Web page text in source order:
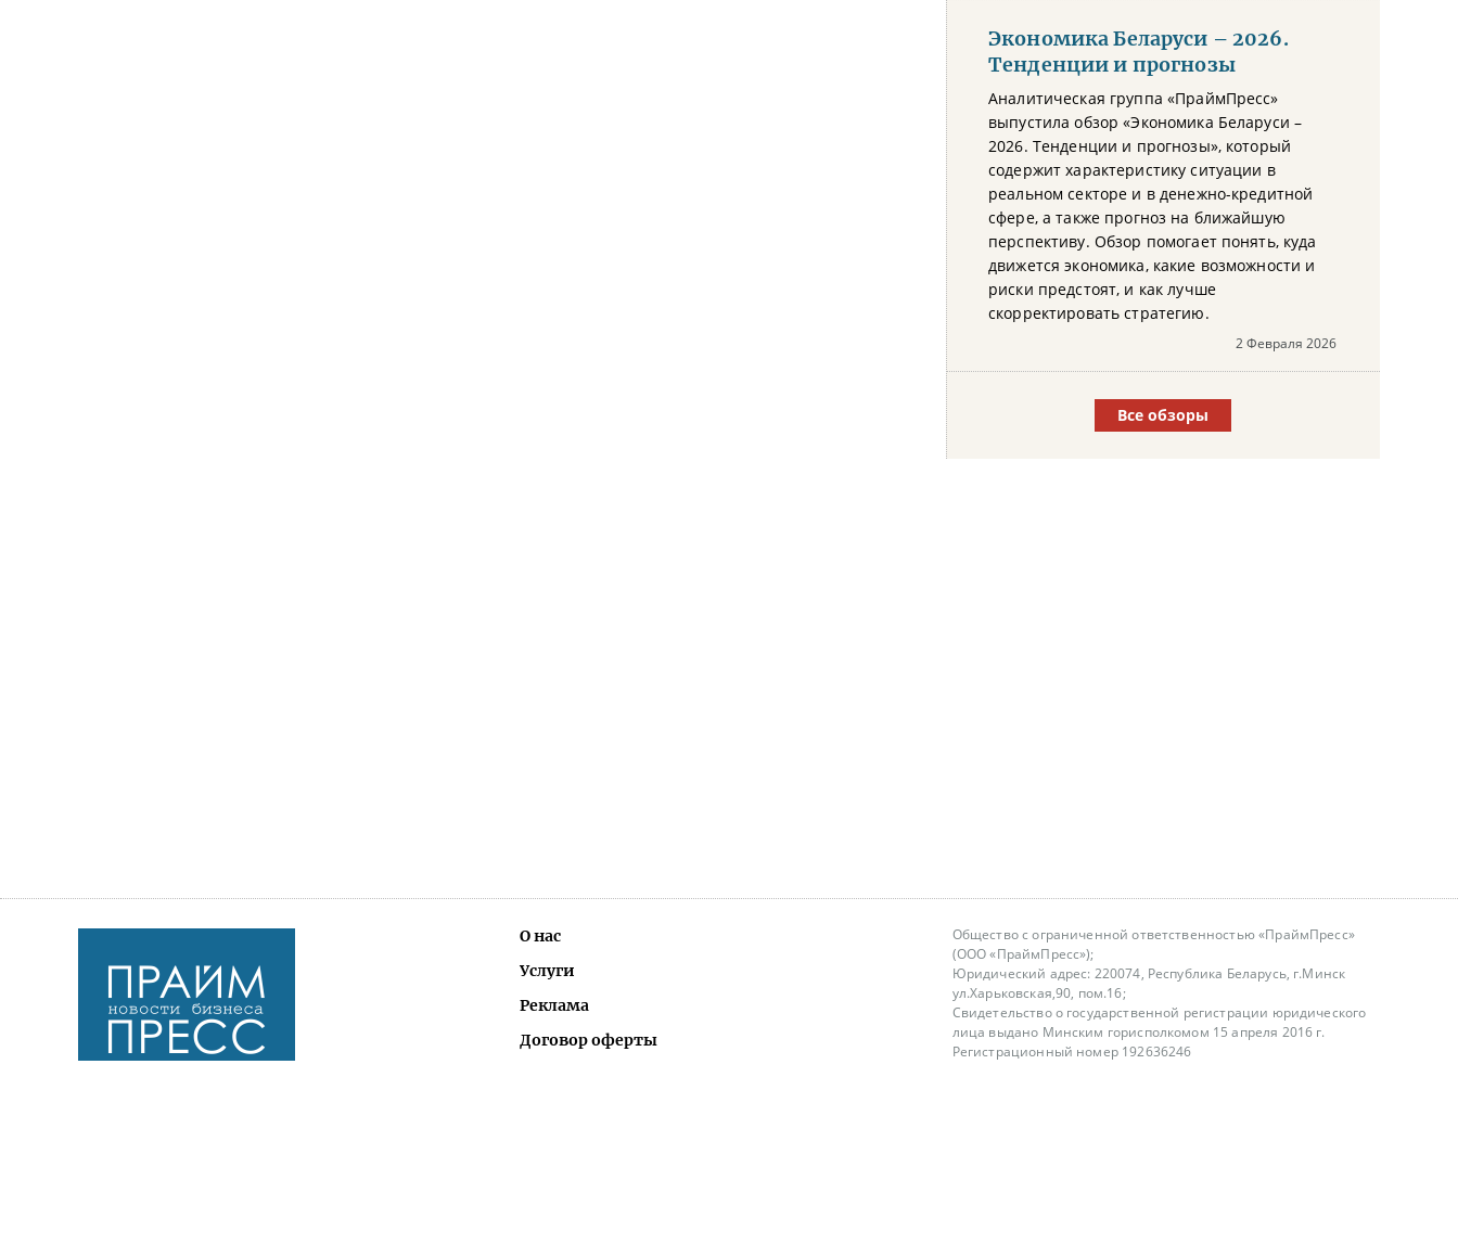
Экономика Беларуси – 2026.
Тенденции и прогнозы
Аналитическая группа «ПраймПресс»
выпустила обзор «Экономика Беларуси –
2026. Тенденции и прогнозы», который
содержит характеристику ситуации в
реальном секторе и в денежно-кредитной
сфере, а также прогноз на ближайшую
перспективу. Обзор помогает понять, куда
движется экономика, какие возможности и
риски предстоят, и как лучше
скорректировать стратегию.
2 Февраля 2026
Все обзоры
О нас
Услуги
Реклама
Договор оферты
Общество с ограниченной ответственностью «ПраймПресс»
(ООО «ПраймПресс»);
Юридический адрес: 220074, Республика Беларусь, г.Минск
ул.Харьковская,90, пом.16;
Свидетельство о государственной регистрации юридического
лица выдано Минским горисполкомом 15 апреля 2016 г.
Регистрационный номер 192636246